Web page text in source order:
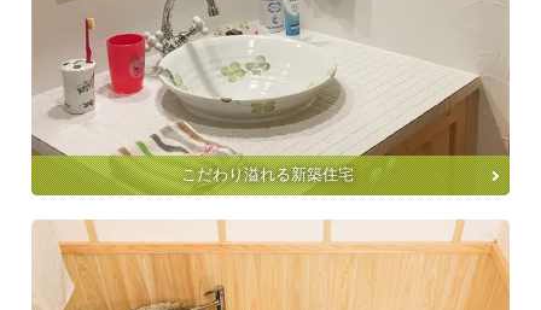
こだわり溢れる新築住宅